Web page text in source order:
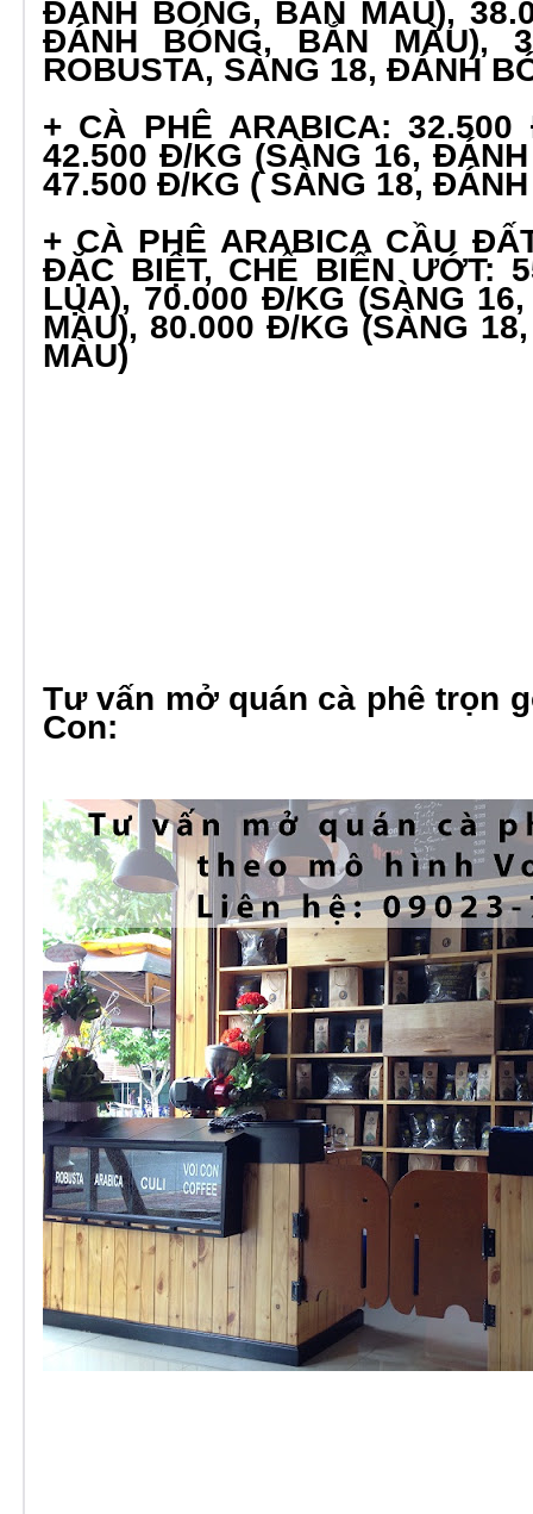
ĐÁNH BÓNG, BẮN MÀU),
ĐÁNH BÓNG, BẮN MÀU),
ROBUSTA, SÀNG 18, ĐÁNH
+ CÀ PHÊ ARABICA:
42.500 Đ/KG (SÀNG 16,
47.500 Đ/KG ( SÀNG 18,
+ CÀ PHÊ ARABICA CẦU
ĐẶC BIỆT, CHẾ BIẾN ƯỚT:
LỤA), 70.000 Đ/KG (SÀNG
MÀU), 80.000 Đ/KG (SÀNG
MÀU)
Tư vấn mở quán cà phê trọn
Con: